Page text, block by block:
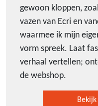
gewoon kloppen,
vazen van Ecri en
waarmee ik mijn
vorm spreek. Laat
verhaal vertellen;
de webshop.